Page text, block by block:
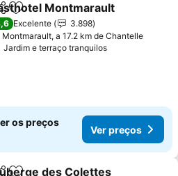
Adicionar aos favoritos
Montmarault
Excelente
3.898
Montmarault, a 17.2 km de Chantelle
Jardim e terraço tranquilosVer preços
os preços
Ver preços
des Colettes